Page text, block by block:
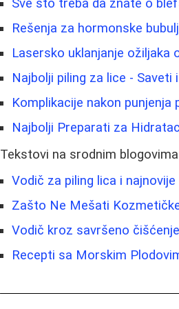
Sve što treba da znate o
Rešenja za hormonske
Lasersko uklanjanje ožiljaka
Najbolji piling za lice -
Komplikacije nakon
Najbolji Preparati za
Tekstovi na srodnim blogovima
Vodič za piling lica i
Zašto Ne Mešati
Vodič kroz savršeno
Recepti sa Morskim